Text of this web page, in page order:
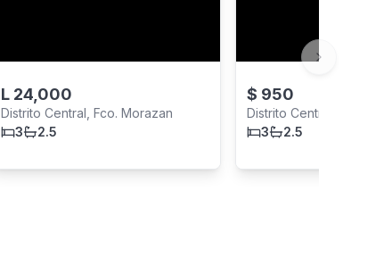
L 24,000
Distrito Central, Fco. Morazan
3
2.5
$ 950
Distrito Central, Fco.
3
2.5
Next slide